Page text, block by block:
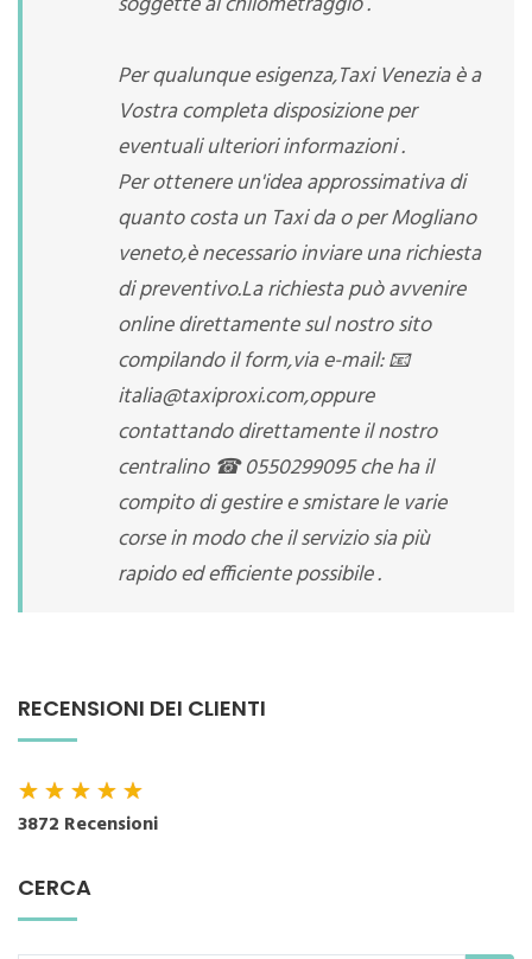
Per qualunque esigenza,Taxi Venezia è a
Vostra completa disposizione per
eventuali ulteriori informazioni .
Per ottenere un'idea approssimativa di
quanto costa un Taxi da o per Mogliano
veneto,è necessario inviare una richiesta
di preventivo.La richiesta può avvenire
online direttamente sul nostro sito
compilando il form,via e-mail: 📧
italia@taxiproxi.com,oppure
contattando direttamente il nostro
centralino ☎ 0550299095 che ha il
compito di gestire e smistare le varie
corse in modo che il servizio sia più
rapido ed efficiente possibile .
RECENSIONI DEI CLIENTI
★★★★★
3872 Recensioni
CERCA